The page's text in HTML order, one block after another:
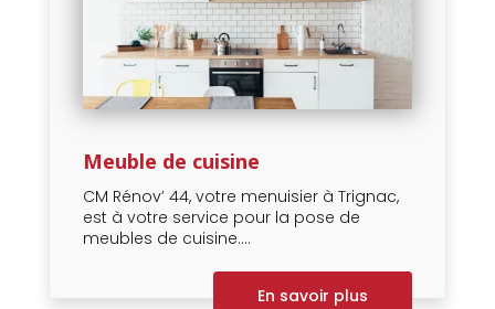
Meuble de cuisine
CM Rénov’ 44, votre menuisier à Trignac,
est à votre service pour la pose de
meubles de cuisine....
En savoir plus